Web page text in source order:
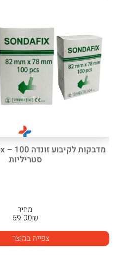
סטריליות
מחיר
₪
69.00
צפייה במוצר